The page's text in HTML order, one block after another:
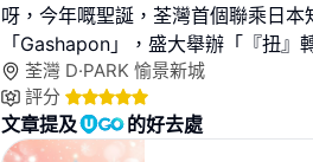
呀，今年嘅聖誕，荃灣首個聯乘日
「Gashapon」，盛大舉辦「『扭』
荃灣 D·PARK 愉景新城
評分
文章提及 的好去處